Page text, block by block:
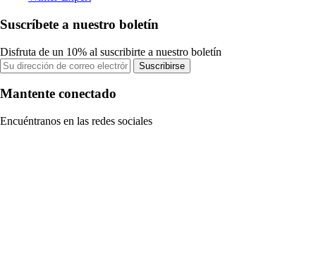
Suscríbete a nuestro boletín
Disfruta de un 10% al suscribirte a nuestro boletín
Suscribirse
Mantente conectado
Encuéntranos en las redes sociales